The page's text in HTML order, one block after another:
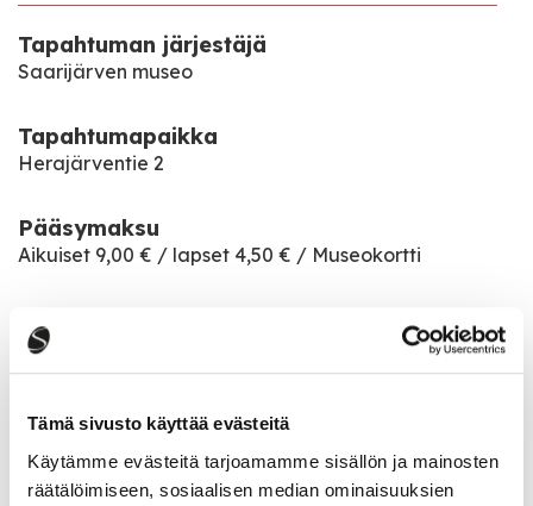
Tämä sivusto käyttää evästeitä
Käytämme evästeitä tarjoamamme sisällön ja mainosten
räätälöimiseen, sosiaalisen median ominaisuuksien
Tapahtuman järjestäjä
Saarijärven museo
Tapahtumapaikka
Herajärventie 2
Pääsymaksu
Aikuiset 9,00 € / lapset 4,50 € / Museokortti
Näyttely avoinna
30.12.2023 asti ke–su 12–17.
Katso kaikki tapahtumat